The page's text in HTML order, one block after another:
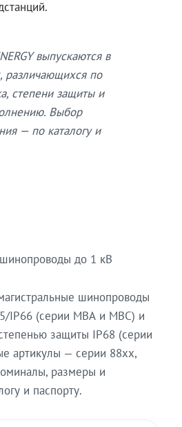
выпускаются в
различающихся по
степени защиты и
Выбор
— по каталогу и
до 1 кВ
шинопроводы
IP66 (серии МВА и МВС) и
защиты IP68 (серии
артикулы — серии 88xx,
размеры и
и паспорту.